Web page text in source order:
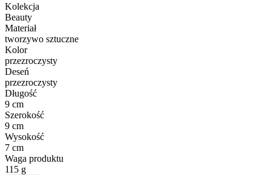
Kolekcja
Beauty
Materiał
tworzywo sztuczne
Kolor
przezroczysty
Deseń
przezroczysty
Długość
9 cm
Szerokość
9 cm
Wysokość
7 cm
Waga produktu
115 g